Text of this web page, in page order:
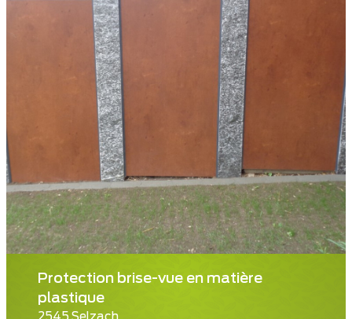
Protection brise-vue en matière
plastique